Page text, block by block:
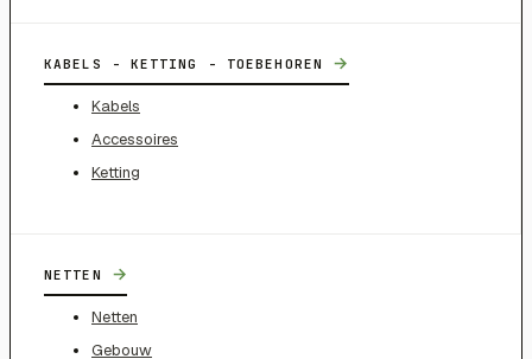
KABELS - KETTING - TOEBEHOREN →
Kabels
Accessoires
Ketting
NETTEN →
Netten
Gebouw